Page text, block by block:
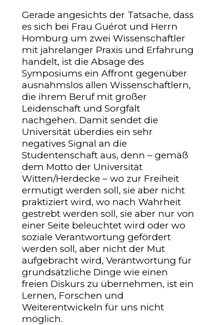
Gerade angesichts der Tatsache, dass
es sich bei Frau Guérot und Herrn
Homburg um zwei Wissenschaftler
mit jahrelanger Praxis und Erfahrung
handelt, ist die Absage des
Symposiums ein Affront gegenüber
ausnahmslos allen Wissenschaftlern,
die ihrem Beruf mit großer
Leidenschaft und Sorgfalt
nachgehen. Damit sendet die
Universität überdies ein sehr
negatives Signal an die
Studentenschaft aus, denn – gemäß
dem Motto der Universität
Witten/Herdecke – wo zur Freiheit
ermutigt werden soll, sie aber nicht
praktiziert wird, wo nach Wahrheit
gestrebt werden soll, sie aber nur von
einer Seite beleuchtet wird oder wo
soziale Verantwortung gefördert
werden soll, aber nicht der Mut
aufgebracht wird, Verantwortung für
grundsätzliche Dinge wie einen
freien Diskurs zu übernehmen, ist ein
Lernen, Forschen und
Weiterentwickeln für uns nicht
möglich.